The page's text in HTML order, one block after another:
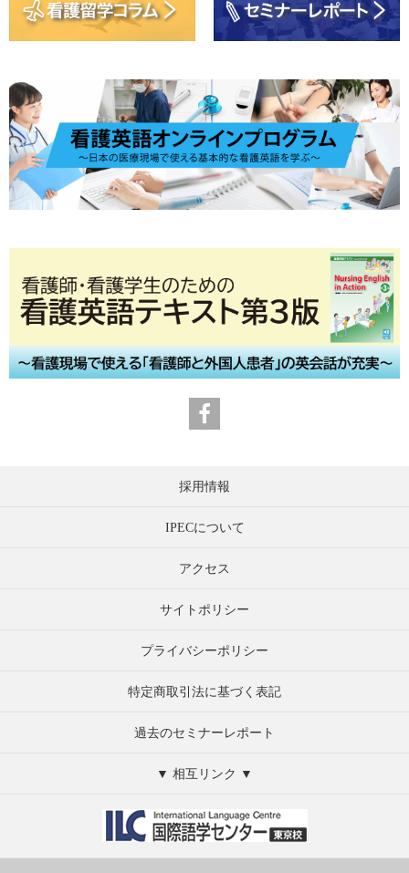
採用情報
IPECについて
アクセス
サイトポリシー
プライバシーポリシー
特定商取引法に基づく表記
過去のセミナーレポート
▼ 相互リンク ▼